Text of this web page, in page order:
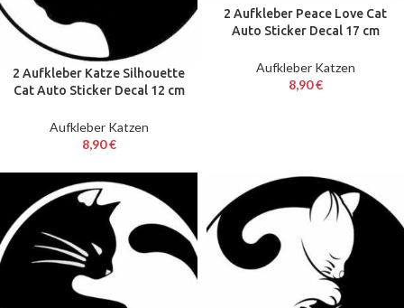
2 Aufkleber Katze Silhouette
Cat Auto Sticker Decal 12 cm
Aufkleber Katzen
8,90€
2 Aufkleber Peace Love Cat
Auto Sticker Decal 17 cm
Aufkleber Katzen
8,90€